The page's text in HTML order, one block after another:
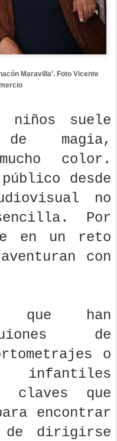
Maravilla’. Foto Vicente
niños suele
magia,
color.
desde
no
Por
en un reto
con
que han
de
o
infantiles
claves que
encontrar
de dirigirse